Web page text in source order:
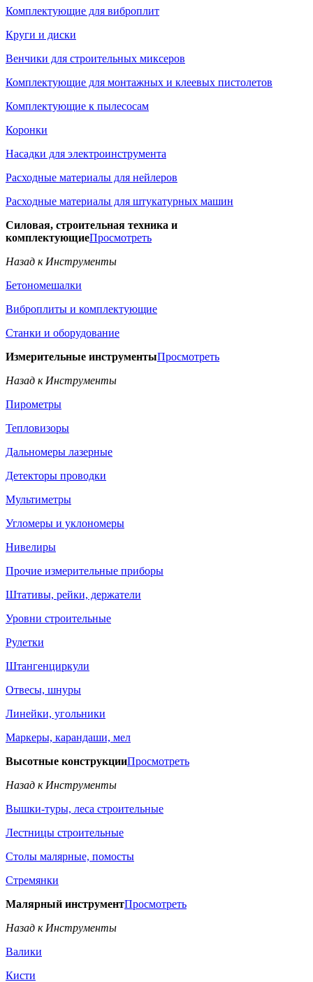
Комплектующие для виброплит
Круги и диски
Венчики для строительных миксеров
Комплектующие для монтажных и клеевых пистолетов
Комплектующие к пылесосам
Коронки
Насадки для электроинструмента
Расходные материалы для нейлеров
Расходные материалы для штукатурных машин
Силовая, строительная техника и
комплектующиеПросмотреть
Назад к Инструменты
Бетономешалки
Виброплиты и комплектующие
Станки и оборудование
Измерительные инструментыПросмотреть
Назад к Инструменты
Пирометры
Тепловизоры
Дальномеры лазерные
Детекторы проводки
Мультиметры
Угломеры и уклономеры
Нивелиры
Прочие измерительные приборы
Штативы, рейки, держатели
Уровни строительные
Рулетки
Штангенциркули
Отвесы, шнуры
Линейки, угольники
Маркеры, карандаши, мел
Высотные конструкцииПросмотреть
Назад к Инструменты
Вышки-туры, леса строительные
Лестницы строительные
Столы малярные, помосты
Стремянки
Малярный инструментПросмотреть
Назад к Инструменты
Валики
Кисти